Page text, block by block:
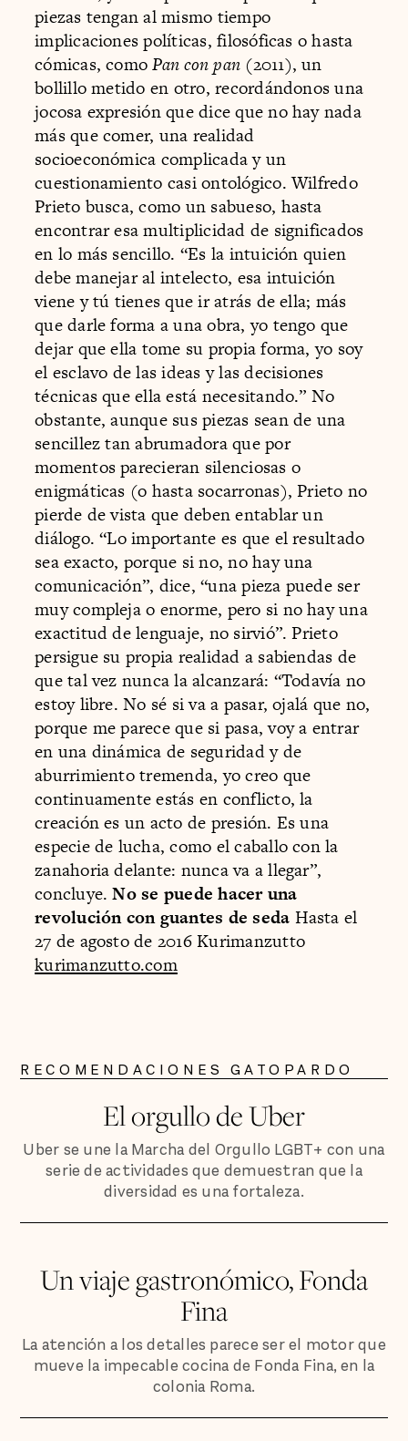
piezas tengan al mismo tiempo
implicaciones políticas, filosóficas o hasta
cómicas, comoPan con pan (2011), un
bollillo metido en otro, recordándonos una
jocosa expresión que dice que no hay nada
más que comer, una realidad
socioeconómica complicada y un
cuestionamiento casi ontológico. Wilfredo
Prieto busca, como un sabueso, hasta
encontrar esa multiplicidad de significados
en lo más sencillo. “Es la intuición quien
debe manejar al intelecto, esa intuición
viene y tú tienes que ir atrás de ella; más
que darle forma a una obra, yo tengo que
dejar que ella tome su propia forma, yo soy
el esclavo de las ideas y las decisiones
técnicas que ella está necesitando.” No
obstante, aunque sus piezas sean de una
sencillez tan abrumadora que por
momentos parecieran silenciosas o
enigmáticas (o hasta socarronas), Prieto no
pierde de vista que deben entablar un
diálogo. “Lo importante es que el resultado
sea exacto, porque si no, no hay una
comunicación”, dice, “una pieza puede ser
muy compleja o enorme, pero si no hay una
exactitud de lenguaje, no sirvió”. Prieto
persigue su propia realidad a sabiendas de
que tal vez nunca la alcanzará: “Todavía no
estoy libre. No sé si va a pasar, ojalá que no,
porque me parece que si pasa, voy a entrar
en una dinámica de seguridad y de
aburrimiento tremenda, yo creo que
continuamente estás en conflicto, la
creación es un acto de presión. Es una
especie de lucha, como el caballo con la
zanahoria delante: nunca va a llegar”,
concluye.No se puede hacer una
revolución con guantes de seda Hasta el
27 de agosto de 2016 Kurimanzutto
kurimanzutto.com
RECOMENDACIONES GATOPARDO
El orgullo de Uber
Uber se une la Marcha del Orgullo LGBT+ con una
serie de actividades que demuestran que la
diversidad es una fortaleza.
Un viaje gastronómico, Fonda
Fina
La atención a los detalles parece ser el motor que
mueve la impecable cocina de Fonda Fina, en la
colonia Roma.